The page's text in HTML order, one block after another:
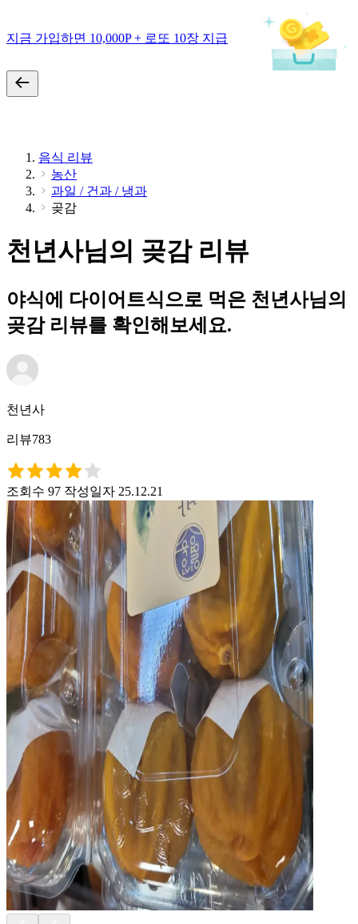
지금 가입하면 10,000P + 로또 10장 지급
음식 리뷰
농산
과일 / 건과 / 냉과
곶감
천년사님의 곶감 리뷰
야식에 다이어트식으로 먹은 천년사님의
곶감 리뷰를 확인해보세요.
천년사
리뷰783
조회수 97 작성일자 25.12.21